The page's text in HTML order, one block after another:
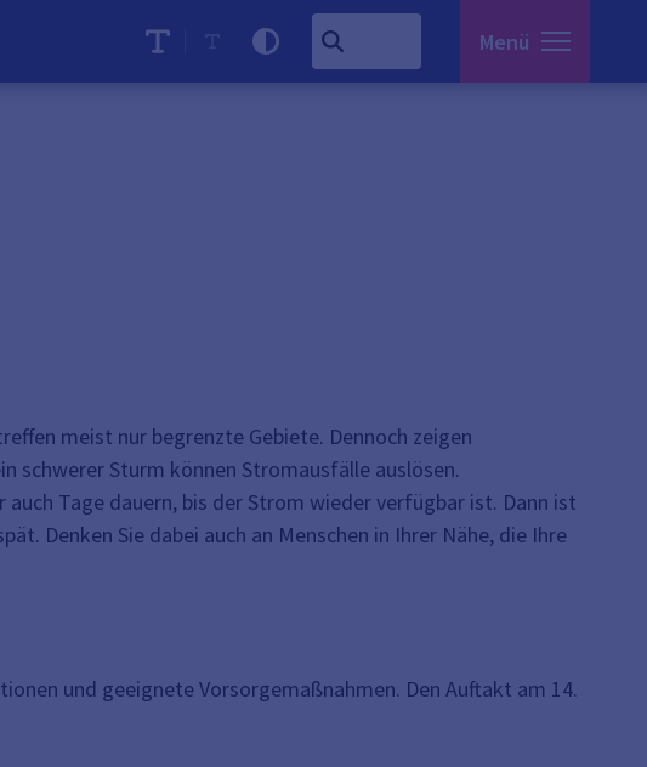
Menü
meist nur begrenzte Gebiete. Dennoch zeigen
schwerer Sturm können Stromausfälle auslösen.
Tage dauern, bis der Strom wieder verfügbar ist. Dann ist
Denken Sie dabei auch an Menschen in Ihrer Nähe, die Ihre
und geeignete Vorsorgemaßnahmen. Den Auftakt am 14.